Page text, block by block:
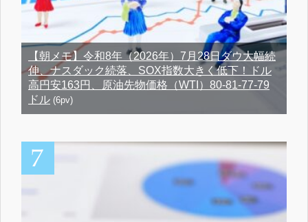
【朝メモ】令和8年（2026年）7月28日ダウ大幅続
伸、ナスダック続落、SOX指数大きく低下！ドル
高円安163円、原油先物価格（WTI）80-81-77-79
ドル (6pv)